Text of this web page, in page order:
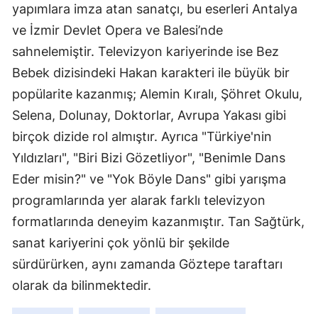
yapımlara imza atan sanatçı, bu eserleri Antalya
ve İzmir Devlet Opera ve Balesi’nde
sahnelemiştir. Televizyon kariyerinde ise Bez
Bebek dizisindeki Hakan karakteri ile büyük bir
popülarite kazanmış; Alemin Kıralı, Şöhret Okulu,
Selena, Dolunay, Doktorlar, Avrupa Yakası gibi
birçok dizide rol almıştır. Ayrıca "Türkiye'nin
Yıldızları", "Biri Bizi Gözetliyor", "Benimle Dans
Eder misin?" ve "Yok Böyle Dans" gibi yarışma
programlarında yer alarak farklı televizyon
formatlarında deneyim kazanmıştır. Tan Sağtürk,
sanat kariyerini çok yönlü bir şekilde
sürdürürken, aynı zamanda Göztepe taraftarı
olarak da bilinmektedir.